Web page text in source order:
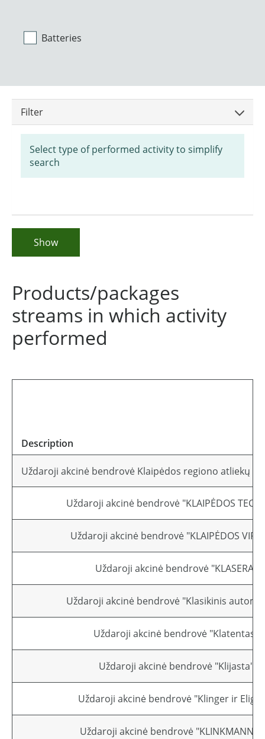
Batteries
Filter
Select type of performed activity to simplify
search
Show
Products/packages
streams in which activity
performed
Description
Uždaroji akcinė bendrovė Klaipėdos regiono atliekų
Uždaroji akcinė bendrovė "KLAIPĖDOS
Uždaroji akcinė bendrovė "KLAIPĖDOS
Uždaroji akcinė bendrovė "KLASERA"
Uždaroji akcinė bendrovė "Klasikinis
Uždaroji akcinė bendrovė "Klatentas"
Uždaroji akcinė bendrovė "Klijasta"
Uždaroji akcinė bendrovė "Klinger ir
Uždaroji akcinė bendrovė "KLINKMANN